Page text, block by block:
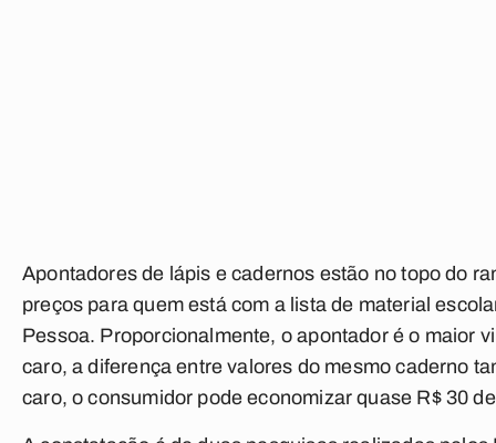
Apontadores de lápis e cadernos estão no topo do
preços para quem está com a lista de material
Pessoa. Proporcionalmente, o apontador é o maior
caro, a diferença entre valores do mesmo caderno
caro, o consumidor pode economizar quase R$ 30